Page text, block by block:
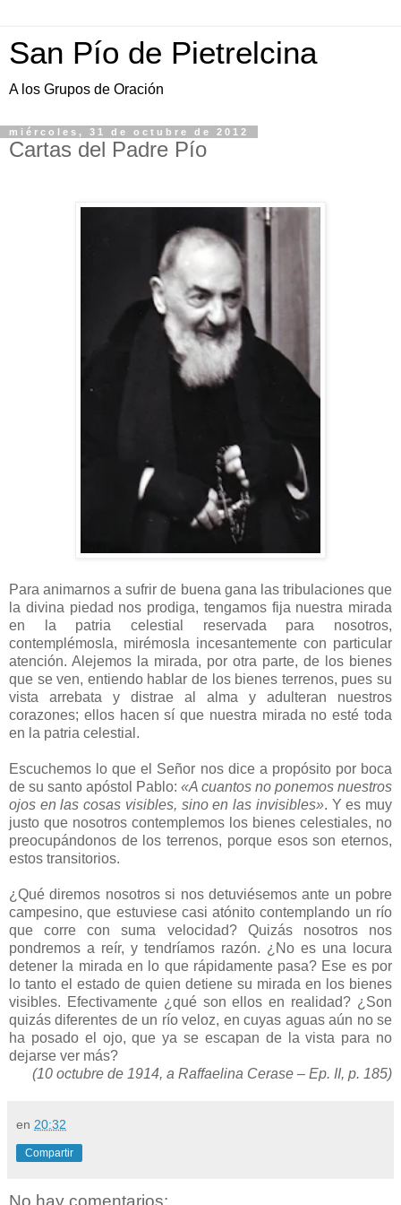
San Pío de Pietrelcina
A los Grupos de Oración
miércoles, 31 de octubre de 2012
Cartas del Padre Pío
Para animarnos a sufrir de buena gana las tribulaciones que
la divina piedad nos prodiga, tengamos fija nuestra mirada
en la patria celestial reservada para nosotros,
contemplémosla, mirémosla incesantemente con particular
atención. Alejemos la mirada, por otra parte, de los bienes
que se ven, entiendo hablar de los bienes terrenos, pues su
vista arrebata y distrae al alma y adulteran nuestros
corazones; ellos hacen sí que nuestra mirada no esté toda
en la patria celestial.
Escuchemos lo que el Señor nos dice a propósito por boca
de su santo apóstol Pablo: «A cuantos no ponemos nuestros
ojos en las cosas visibles, sino en las invisibles». Y es muy
justo que nosotros contemplemos los bienes celestiales, no
preocupándonos de los terrenos, porque esos son eternos,
estos transitorios.
¿Qué diremos nosotros si nos detuviésemos ante un pobre
campesino, que estuviese casi atónito contemplando un río
que corre con suma velocidad? Quizás nosotros nos
pondremos a reír, y tendríamos razón. ¿No es una locura
detener la mirada en lo que rápidamente pasa? Ese es por
lo tanto el estado de quien detiene su mirada en los bienes
visibles. Efectivamente ¿qué son ellos en realidad? ¿Son
quizás diferentes de un río veloz, en cuyas aguas aún no se
ha posado el ojo, que ya se escapan de la vista para no
dejarse ver más?
(10 octubre de 1914, a Raffaelina Cerase – Ep. II, p. 185)
en 20:32
Compartir
No hay comentarios: